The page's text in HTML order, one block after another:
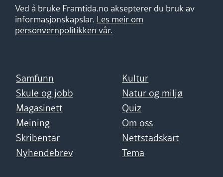
Ved å bruke Framtida.no aksepterer du bruk av
informasjonskapslar. Les meir om
personvernpolitikken vår.
Samfunn
Kultur
Skule og jobb
Natur og miljø
Magasinett
Quiz
Meining
Om oss
Skribentar
Nettstadskart
Nyhendebrev
Tema